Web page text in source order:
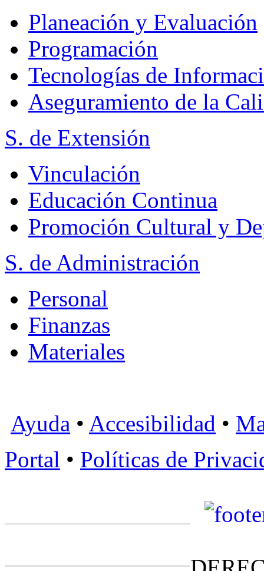
Planeación y Evaluación
Programación
Tecnologías de
Aseguramiento de la
S. de Extensión
Vinculación
Educación Continua
Promoción Cultural y
S. de Administración
Personal
Finanzas
Materiales
Ayuda • Accesibilidad •
Portal • Políticas de